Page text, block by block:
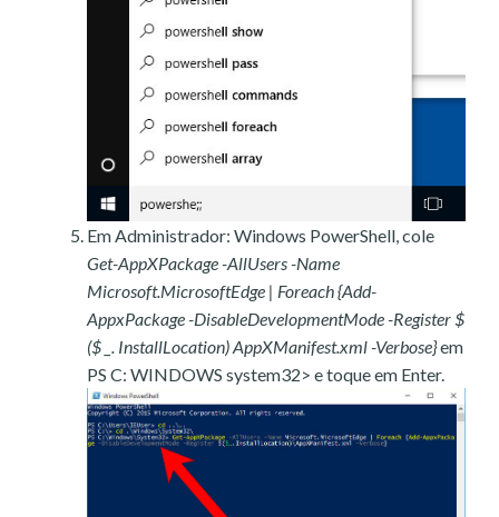
Em Administrador: Windows PowerShell, cole
Get-AppXPackage -AllUsers -Name
Microsoft.MicrosoftEdge | Foreach {Add-
AppxPackage -DisableDevelopmentMode -Register $
($ _. InstallLocation) AppXManifest.xml -Verbose}em
PS C: WINDOWS system32> e toque em Enter.